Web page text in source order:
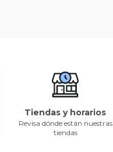
Tiendas y horarios
Revisa dónde están nuestras
tiendas